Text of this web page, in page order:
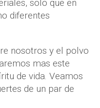
solo que en
diferentes
nosotros y el polvo
mas este
de vida. Veamos
de un par de